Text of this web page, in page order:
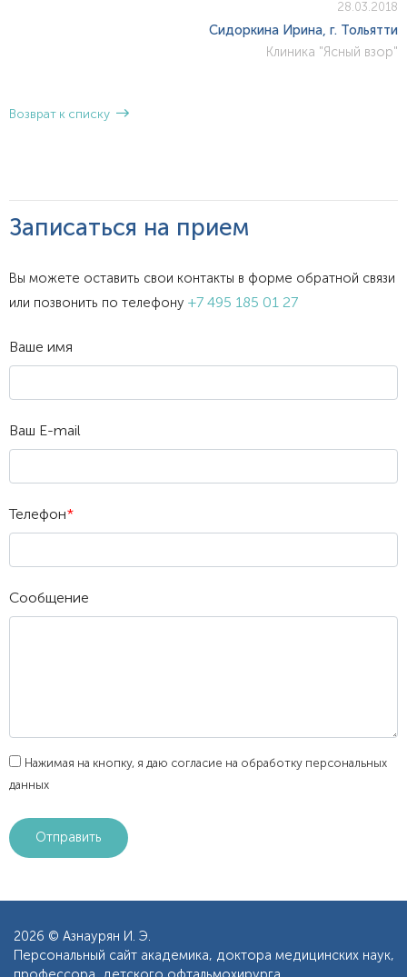
28.03.2018
Сидоркина Ирина, г. Тольятти
Клиника "Ясный взор"
Возврат к списку
Записаться на прием
Вы можете оставить свои контакты в форме обратной связи
или позвонить по телефону +7 495 185 01 27
Ваше имя
Ваш E-mail
Телефон*
Сообщение
Нажимая на кнопку, я даю согласие на обработку персональных
данных
2026 © Азнаурян И. Э.
Персональный сайт академика, доктора медицинских наук,